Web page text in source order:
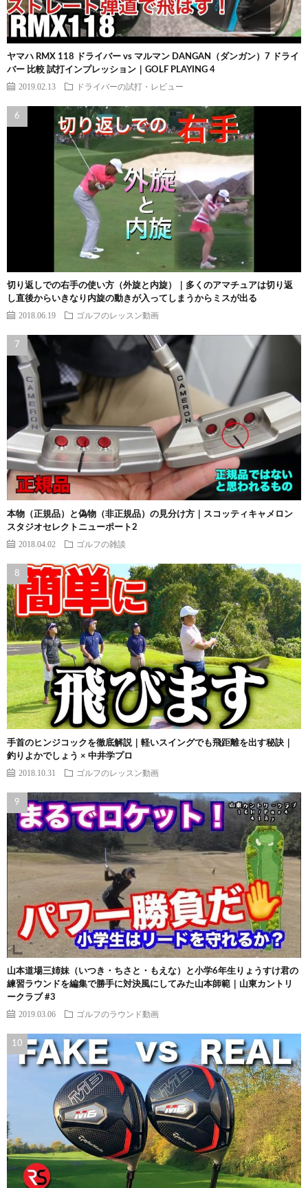
ヤマハ RMX 118 ドライバー vs マルマン DANGAN（ダンガン）7 ドライ
バー 比較 試打インプレッション｜GOLF PLAYING 4
2019.02.13 ドライバーの試打・レビュー
切り返しでの右手の使い方（外旋と内旋）｜多くのアマチュアは切り返
し直後からいきなり内旋の動きが入ってしまうからミスが出る
2018.06.19 ゴルフのレッスン動画
本物（正規品）と偽物（非正規品）の見分け方｜スコッティキャメロン
スタジオセレクトニューポート2
2018.04.02 ゴルフの雑談
手首のヒンジコックを徹底解説｜軽いスイングでも飛距離を出す秘訣｜
釣りよかでしょう × 中井学プロ
2018.10.31 ゴルフのレッスン動画
山本道場三姉妹（いつき・ちさと・もえな）と小学6年生りょうすけ君の
練習ラウンドを編集で勝手に対決風にしてみた山本師範｜山東カントリ
ークラブ #3
2019.03.06 ゴルフのラウンド動画